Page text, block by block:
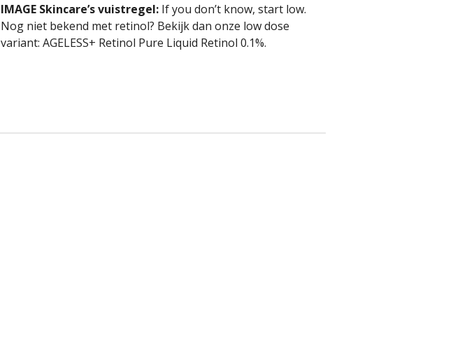
IMAGE Skincare’s vuistregel: If you don’t know, start low.
Nog niet bekend met retinol? Bekijk dan onze low dose
variant: AGELESS+ Retinol Pure Liquid Retinol 0.1%.